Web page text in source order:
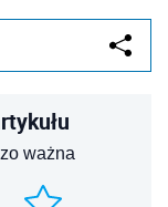
ważna